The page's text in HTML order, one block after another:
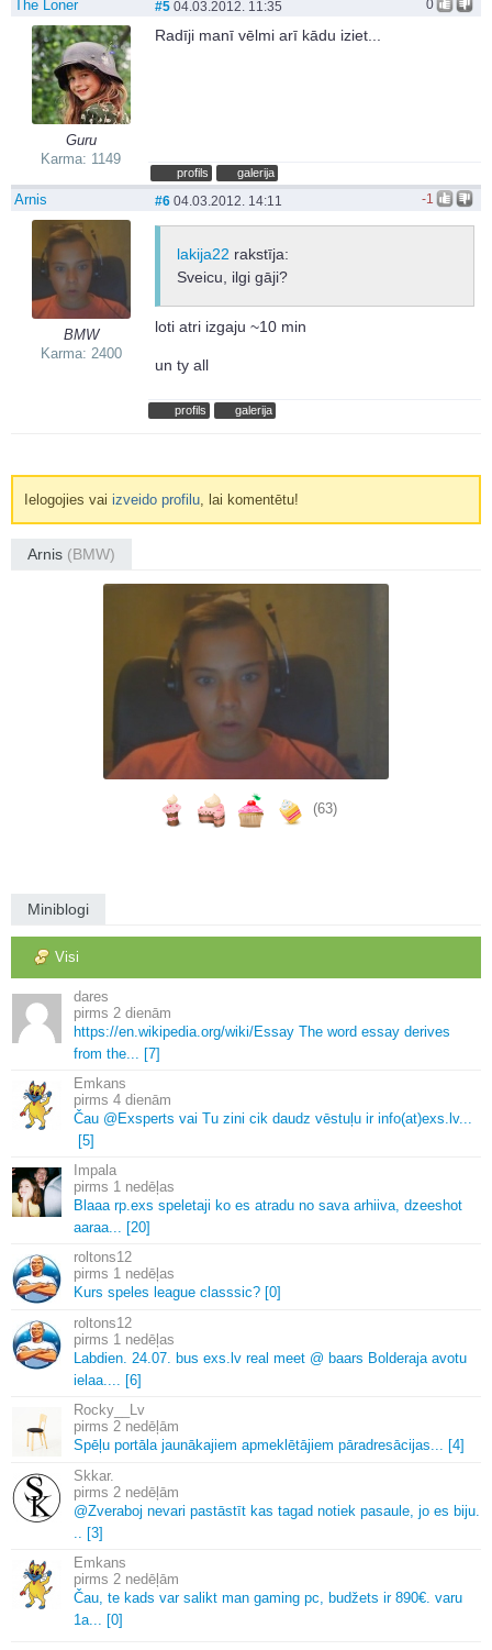
The Loner
Guru
Karma: 1149
0
#5 04.03.2012. 11:35
Radīji manī vēlmi arī kādu iziet...
profils galerija
Arnis
BMW
Karma: 2400
-1
#6 04.03.2012. 14:11
lakija22 rakstīja:
Sveicu, ilgi gāji?
loti atri izgaju ~10 min
un ty all
profils galerija
Ielogojies vaiizveido profilu , lai komentētu!
Arnis (BMW)
(63)
Miniblogi
Visi
dares
2 dienām
https://en.wikipedia.org/wiki/Essay The word essay derives
from the... [7]
Emkans
4 dienām
Čau @Exsperts vai Tu zini cik daudz vēstuļu ir info(at)exs. lv...
[5]
Impala
1 nedēļas
Blaaa rp.exs speletaji ko es atradu no sava arhiiva, dzeeshot
aaraa... [20]
roltons12
1 nedēļas
Kurs speles league classsic? [0]
roltons12
1 nedēļas
Labdien. 24.07. bus exs. lv real meet @ baars Bolderaja avotu
ielaa.... [6]
Rocky__Lv
2 nedēļām
Spēļu portāla jaunākajiem apmeklētājiem pāradresācijas... [4]
Skkar.
2 nedēļām
@Zveraboj nevari pastāstīt kas tagad notiek pasaule, jo es biju.
.. [3]
Emkans
2 nedēļām
Čau, te kads var salikt man gaming pc, budžets ir 890€. varu
1a... [0]